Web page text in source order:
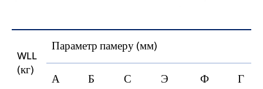
WLL
(кг)
Параметр памеру (мм)
А
Б С Э Ф Г